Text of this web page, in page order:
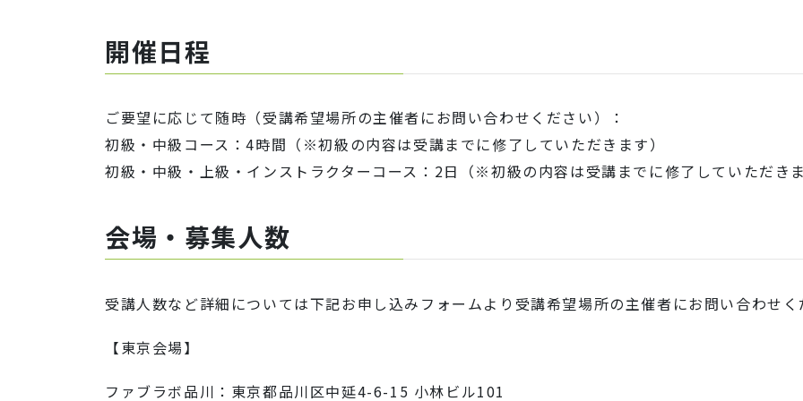
開催日程
ご要望に応じて随時（受講希望場所の主催者にお問い合わせください）：
初級・中級コース：4時間（※初級の内容は受講までに修了していただきます）
初級・中級・上級・インストラクターコース：2日（※初級の内容は受講までに修了していただきま
会場・募集人数
受講人数など詳細については下記お申し込みフォームより受講希望場所の主催者にお問い合わせく
【東京会場】
ファブラボ品川：東京都品川区中延4-6-15 小林ビル101